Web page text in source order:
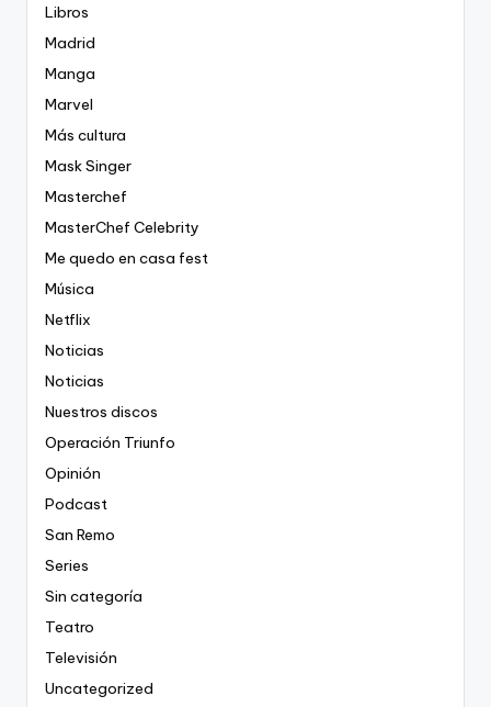
Libros
Madrid
Manga
Marvel
Más cultura
Mask Singer
Masterchef
MasterChef Celebrity
Me quedo en casa fest
Música
Netflix
Noticias
Noticias
Nuestros discos
Operación Triunfo
Opinión
Podcast
San Remo
Series
Sin categoría
Teatro
Televisión
Uncategorized